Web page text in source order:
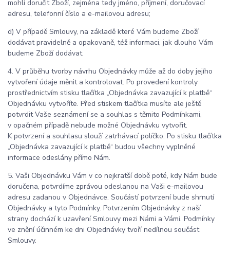
mohli doručit Zboží, zejména tedy jméno, příjmení, doručovací
adresu, telefonní číslo a e-mailovou adresu;
d) V případě Smlouvy, na základě které Vám budeme Zboží
dodávat pravidelně a opakovaně, též informaci, jak dlouho Vám
budeme Zboží dodávat.
4. V průběhu tvorby návrhu Objednávky může až do doby jejího
vytvoření údaje měnit a kontrolovat. Po provedení kontroly
prostřednictvím stisku tlačítka „Objednávka zavazující k platbě“
Objednávku vytvoříte. Před stiskem tlačítka musíte ale ještě
potvrdit Vaše seznámení se a souhlas s těmito Podmínkami,
v opačném případě nebude možné Objednávku vytvořit.
K potvrzení a souhlasu slouží zatrhávací políčko. Po stisku tlačítka
„Objednávka zavazující k platbě“ budou všechny vyplněné
informace odeslány přímo Nám.
5. Vaši Objednávku Vám v co nejkratší době poté, kdy Nám bude
doručena, potvrdíme zprávou odeslanou na Vaši e-mailovou
adresu zadanou v Objednávce. Součástí potvrzení bude shrnutí
Objednávky a tyto Podmínky. Potvrzením Objednávky z naší
strany dochází k uzavření Smlouvy mezi Námi a Vámi. Podmínky
ve znění účinném ke dni Objednávky tvoří nedílnou součást
Smlouvy.